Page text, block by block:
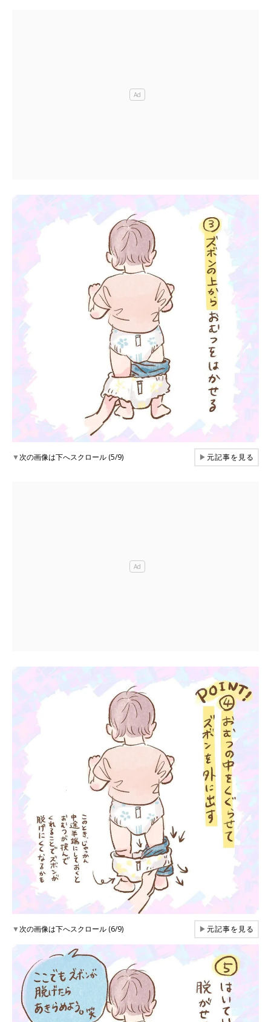
▼次の画像は下へスクロール (5/9) ▶元記事を見る
▼次の画像は下へスクロール (6/9) ▶元記事を見る